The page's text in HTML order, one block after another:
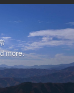
more.